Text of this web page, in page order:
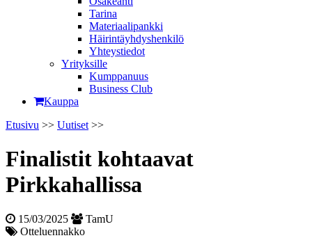
Tarina
Materiaalipankki
Häirintä­yhdyshenkilö
Yhteystiedot
Yrityksille
Kumppanuus
Business Club
Kauppa
Etusivu >> Uutiset >>
Finalistit kohtaavat
Pirkkahallissa
15/03/2025
TamU
Otteluennakko